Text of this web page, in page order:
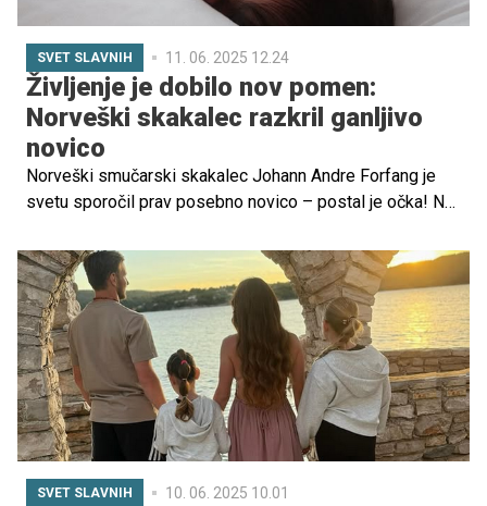
SVET SLAVNIH 11. 06. 2025 12.24
Življenje je dobilo nov pomen:
Norveški skakalec razkril ganljivo
novico
Norveški smučarski skakalec Johann Andre Forfang je
svetu sporočil prav posebno novico – postal je očka! Na
preprostimi besedami oznanil rojstvo sina
SVET SLAVNIH 10. 06. 2025 10.01